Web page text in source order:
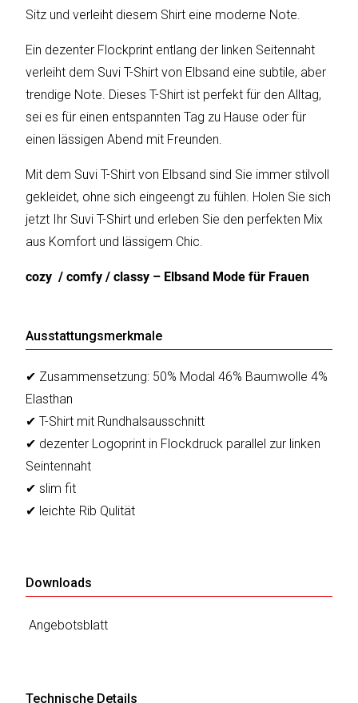
Katalog
erstellen
Preisliste
Sitz und verleiht diesem Shirt eine moderne Note.
Ein dezenter Flockprint entlang der linken Seitennaht
verleiht dem Suvi T-Shirt von Elbsand eine subtile, aber
trendige Note. Dieses T-Shirt ist perfekt für den Alltag,
sei es für einen entspannten Tag zu Hause oder für
einen lässigen Abend mit Freunden.
Mit dem Suvi T-Shirt von Elbsand sind Sie immer stilvoll
gekleidet, ohne sich eingeengt zu fühlen. Holen Sie sich
jetzt Ihr Suvi T-Shirt und erleben Sie den perfekten Mix
aus Komfort und lässigem Chic.
cozy / comfy / classy – Elbsand Mode für Frauen
Ausstattungsmerkmale
✔ Zusammensetzung: 50% Modal 46% Baumwolle 4%
Elasthan
✔ T-Shirt mit Rundhalsausschnitt
✔ dezenter Logoprint in Flockdruck parallel zur linken
Seintennaht
✔ slim fit
✔ leichte Rib Qulität
Downloads
Angebotsblatt
Technische Details